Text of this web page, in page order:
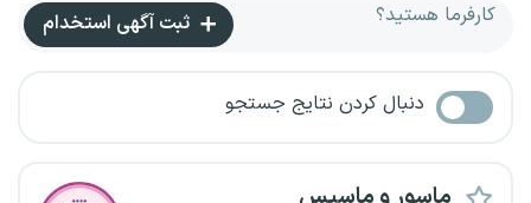
کارفرما هستید؟ ثبت آگهی استخدام
دنبال کردن نتایج جستجو